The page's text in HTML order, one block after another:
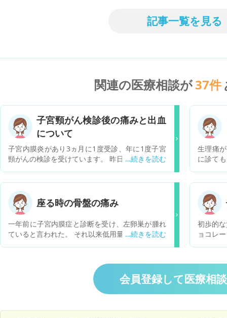
記事一覧を見る
関連の医療相談が37件
子宮頸がん検診後の痛みと出血
について
子宮内膜炎があり3ヵ月に1度受診、年に1度子宮
頸がんの検診を受けています。 昨日子宮頸がんの
症状があることはわかってるのですが、何日ぐら
い続くものなのでしょうか？長引くようなら受診
が必要でしょうか？教えて下さい。
生理痛
に診て
めてし
てない
きる程
生理に
なりま
ので受
座る時の骨盤の痛み
一年前に子宮内膜症と診断を受け、左卵巣が腫れ
ていると言われた。 それ以来低用量ピルや漢方の
礎体温をつけたところ排卵をしていないと言われ
た。 近頃座る時の骨盤の痛みが気になる。 生理
中、生理前後関係なく痛みを感じる。 以前から生
理中、肛門付近を突き上げるような痛みはあった
初歩的
ョコレ
会うの
会員登録して医療相